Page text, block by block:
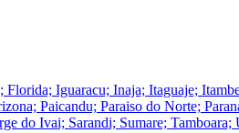
Iguaracu; Inaja; Itaguaje;
Paicandu; Paraiso do Norte;
do Ivai; Sarandi; Sumare;